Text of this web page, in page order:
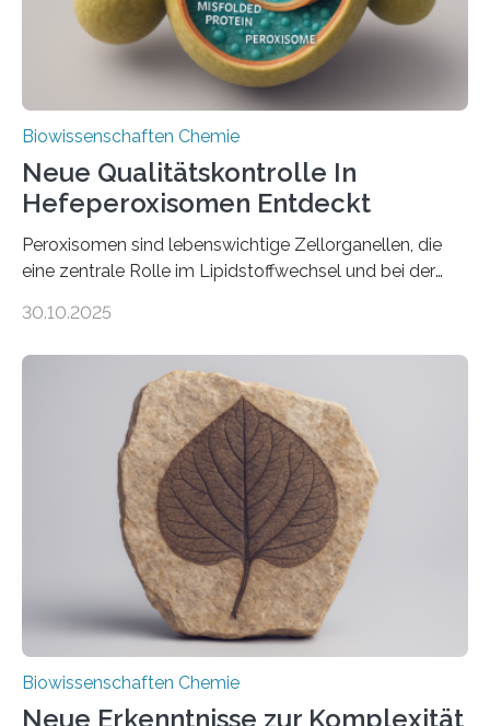
Biowissenschaften Chemie
Neue Qualitätskontrolle In
Hefeperoxisomen Entdeckt
Peroxisomen sind lebenswichtige Zellorganellen, die
eine zentrale Rolle im Lipidstoffwechsel und bei der
erfüllen können, müssen zahlreiche Enzyme präzise in
der Ruhr-Universität Bochum um Prof. Dr. Ralf Erdmann
und Dr. Ismaila Francis Yusuf hat nun einen bislang
unbekannten Qualitätskontrollmechanismus des
peroxisomalen Proteintransports in der Bäckerhefe
Saccharomyces cerevisiae entdeckt, der für die
Funktionsfähigkeit der Organellen entscheidend ist. Die
Studie wurde am 28. Oktober 2025 in der
Fachzeitschrift…
30.10.2025
Biowissenschaften Chemie
Neue Erkenntnisse zur Komplexität